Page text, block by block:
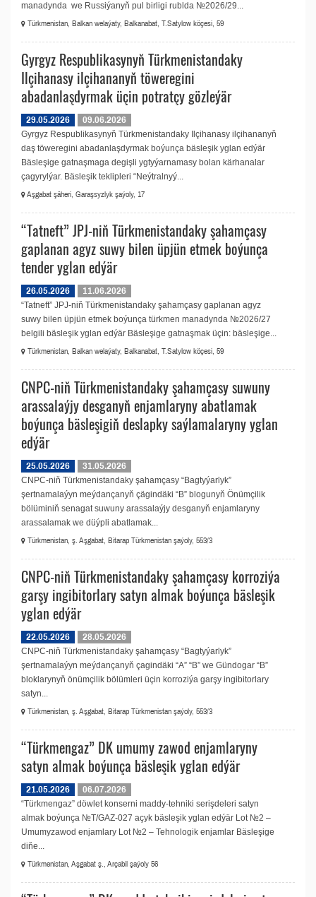
manadynda we Russiýanyň pul birligi rublda №2026/29...
Türkmenistan, Balkan welaýaty, Balkanabat, T.Satylow köçesi, 59
Gyrgyz Respublikasynyň Türkmenistandaky
Ilçihanasy ilçihananyň töweregini
abadanlaşdyrmak üçin potratçy gözleýär
29.05.2026
09.06.2026
Gyrgyz Respublikasynyň Türkmenistandaky Ilçihanasy ilçihananyň
daş töweregini abadanlaşdyrmak boýunça bäsleşik yglan edýär
Bäsleşige gatnaşmaga degişli ygtyýarnamasy bolan kärhanalar
çagyrylýar. Bäsleşik teklipleri “Neýtralnyý...
Aşgabat şäheri, Garaşsyzlyk şaýoly, 17
“Tatneft” JPJ-niň Türkmenistandaky şahamçasy
gaplanan agyz suwy bilen üpjün etmek boýunça
tender yglan edýär
26.05.2026
11.06.2026
“Tatneft” JPJ-niň Türkmenistandaky şahamçasy gaplanan agyz
suwy bilen üpjün etmek boýunça türkmen manadynda №2026/27
belgili bäsleşik yglan edýär Bäsleşige gatnaşmak üçin: bäsleşige...
Türkmenistan, Balkan welaýaty, Balkanabat, T.Satylow köçesi, 59
CNPC-niň Türkmenistandaky şahamçasy suwuny
arassalaýjy desganyň enjamlaryny abatlamak
boýunça bäsleşigiň deslapky saýlamalaryny yglan
edýär
25.05.2026
31.05.2026
CNPC-niň Türkmenistandaky şahamçasy “Bagtyýarlyk”
şertnamalaýyn meýdançanyň çägindäki “B” blogunyň Önümçilik
bölüminiň senagat suwuny arassalaýjy desganyň enjamlaryny
arassalamak we düýpli abatlamak...
Türkmenistan, ş. Aşgabat, Bitarap Türkmenistan şaýoly, 553/3
CNPC-niň Türkmenistandaky şahamçasy korroziýa
garşy ingibitorlary satyn almak boýunça bäsleşik
yglan edýär
22.05.2026
28.05.2026
CNPC-niň Türkmenistandaky şahamçasy “Bagtyýarlyk”
şertnamalaýyn meýdançanyň çagindäki “A” “B” we Gündogar “B”
bloklarynyň önümçilik bölümleri üçin korroziýa garşy ingibitorlary
satyn...
Türkmenistan, ş. Aşgabat, Bitarap Türkmenistan şaýoly, 553/3
“Türkmengaz” DK umumy zawod enjamlaryny
satyn almak boýunça bäsleşik yglan edýär
21.05.2026
06.07.2026
“Türkmengaz” döwlet konserni maddy-tehniki serişdeleri satyn
almak boýunça №T/GAZ-027 açyk bäsleşik yglan edýär Lot №2 –
Umumyzawod enjamlary Lot №2 – Tehnologik enjamlar Bäsleşige
diňe...
Türkmenistan, Aşgabat ş., Arçabil şaýoly 56